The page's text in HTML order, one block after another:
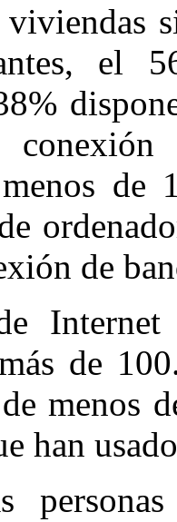
el
de
de
de
menos
han